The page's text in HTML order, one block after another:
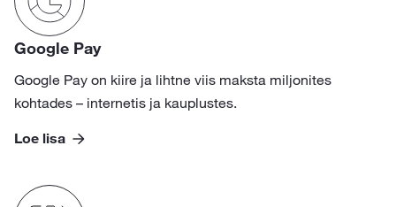
Google Pay
Google Pay on kiire ja lihtne viis maksta miljonites
kohtades – internetis ja kauplustes.
Loe lisa